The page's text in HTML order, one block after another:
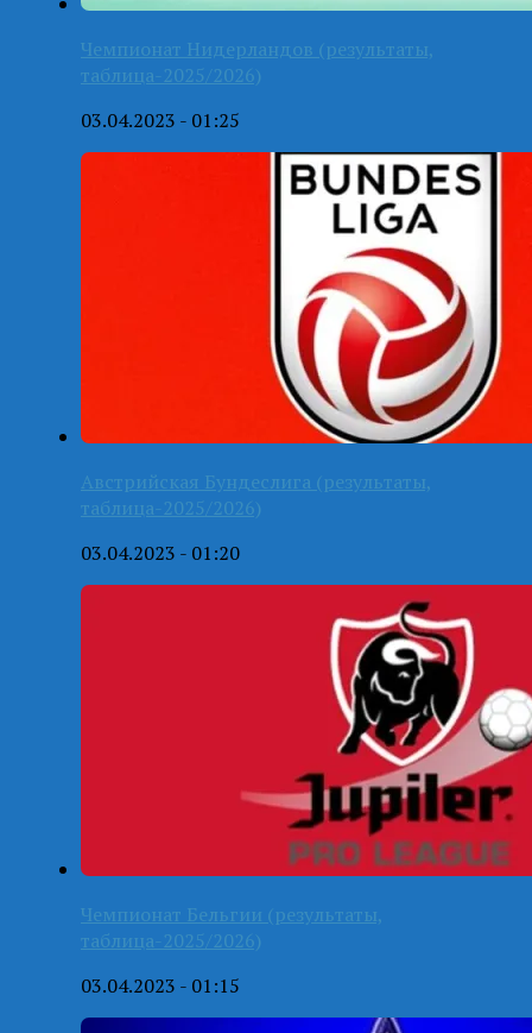
Чемпионат Нидерландов (результаты,
таблица-2025/2026)
03.04.2023 - 01:25
Австрийская Бундеслига (результаты,
таблица-2025/2026)
03.04.2023 - 01:20
Чемпионат Бельгии (результаты,
таблица-2025/2026)
03.04.2023 - 01:15